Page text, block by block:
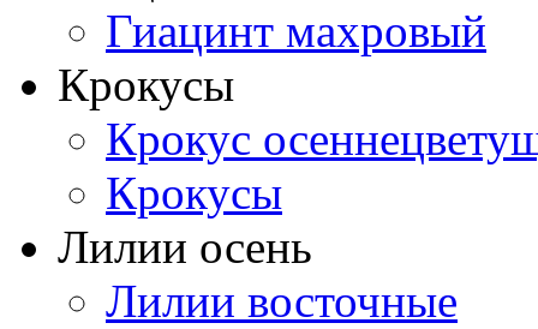
Гиацинт махровый
Крокусы
Крокус
Крокусы
Лилии осень
Лилии восточные